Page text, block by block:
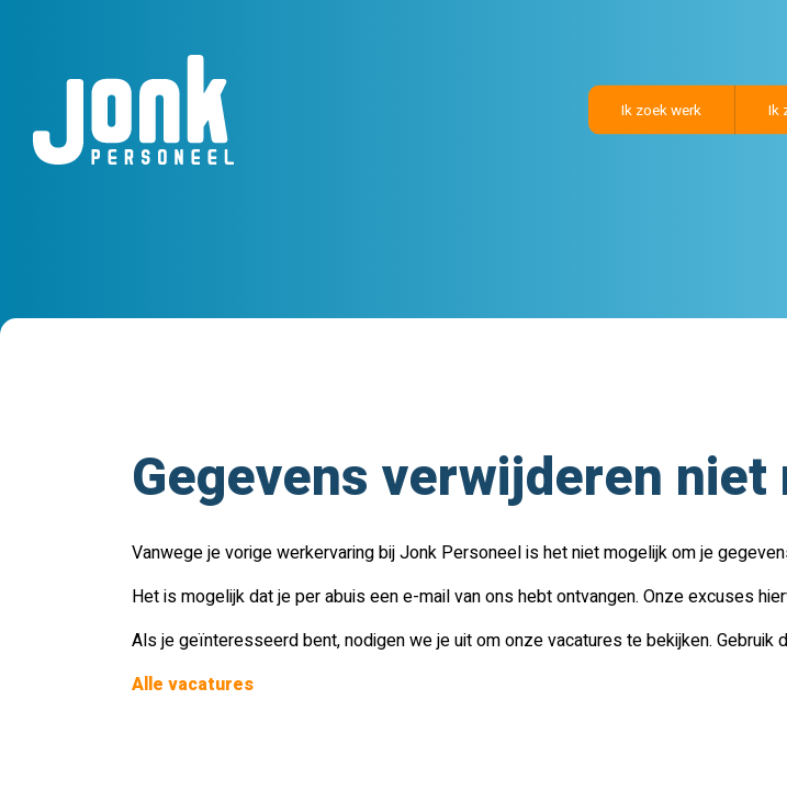
Ik zoek werk Ik
Gegevens verwijderen
Vanwege je vorige werkervaring bij Jonk Personeel is het niet mogelijk om je
Het is mogelijk dat je per abuis een e-mail van ons hebt ontvangen. Onze excuses
Als je geïnteresseerd bent, nodigen we je uit om onze vacatures te bekijken. Gebruik
Alle vacatures